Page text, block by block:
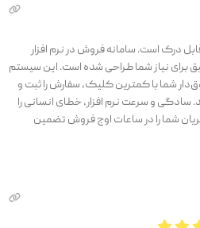
درک است. سامانه فروش در نرم افزار
نیاز شما طراحی شده است. این سیستم
شما با کمترین کلیک، سفارش را ثبت و
سادگی و سرعت نرم افزار، خطای انسانی را
شما را در ساعات اوج فروش تضمین